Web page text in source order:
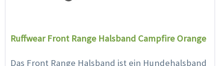
Ruffwear Front Range Halsband Campfire Orange
Das Front Range Halsband ist ein Hundehalsband